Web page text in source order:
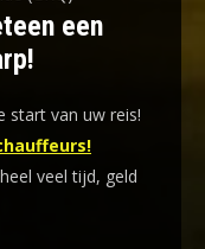
een
start van uw reis!
veel tijd, geld